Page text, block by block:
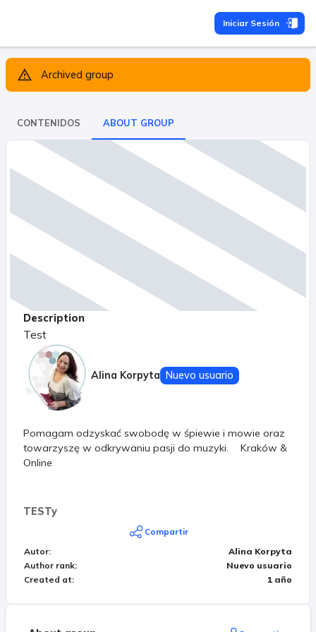
Iniciar Sesión
Archived group
CONTENIDOS ABOUT GROUP
Description
Test
Alina Korpyta Nuevo usuario
Pomagam odzyskać swobodę w śpiewie i mowie oraz
towarzyszę w odkrywaniu pasji do muzyki. Kraków &
Online
TESTy
Compartir
Autor:
Alina Korpyta
Author rank:
Nuevo usuario
Created at: 1 año